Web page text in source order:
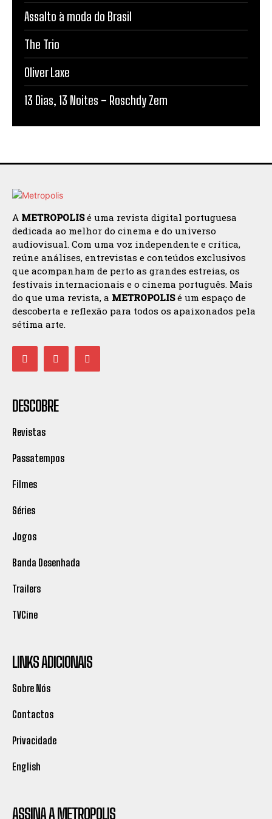
Assalto à moda do Brasil
The Trio
Oliver Laxe
13 Dias, 13 Noites – Roschdy Zem
A METROPOLISé uma revista digital portuguesa
dedicada ao melhor do cinema e do universo
audiovisual. Com uma voz independente e crítica,
reúne análises, entrevistas e conteúdos exclusivos
que acompanham de perto as grandes estreias, os
festivais internacionais e o cinema português. Mais
do que uma revista, a METROPOLISé um espaço de
descoberta e reflexão para todos os apaixonados pela
sétima arte.
DESCOBRE
Revistas
Passatempos
Filmes
Séries
Jogos
Banda Desenhada
Trailers
TVCine
LINKS ADICIONAIS
Sobre Nós
Contactos
Privacidade
English
ASSINA A METROPOLIS